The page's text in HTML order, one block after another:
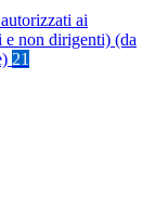
ai
non dirigenti) (da
21